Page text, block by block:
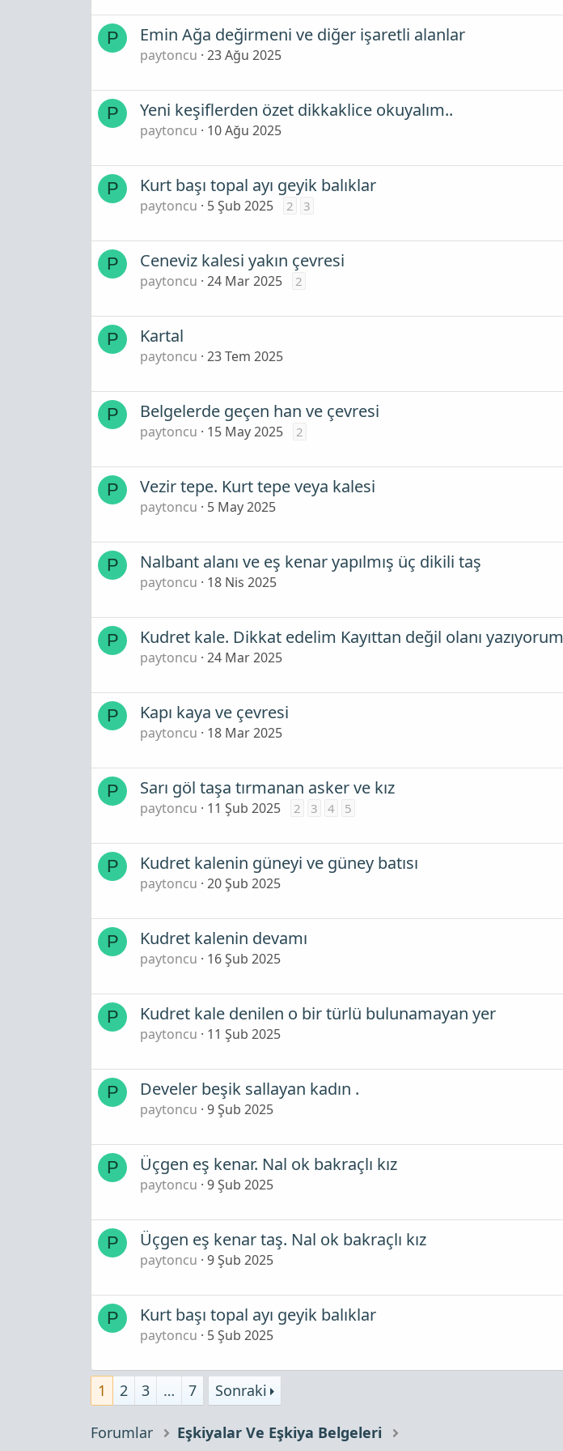
P Emin Ağa değirmeni ve diğer işaretli alanlar
paytoncu 23 Ağu 2025
P Yeni keşiflerden özet dikkaklice okuyalım..
paytoncu 10 Ağu 2025
P Kurt başı topal ayı geyik balıklar
paytoncu 5 Şub 2025 2 3
P Ceneviz kalesi yakın çevresi
paytoncu 24 Mar 2025 2
P Kartal
paytoncu 23 Tem 2025
P Belgelerde geçen han ve çevresi
paytoncu 15 May 2025 2
P Vezir tepe. Kurt tepe veya kalesi
paytoncu 5 May 2025
P Nalbant alanı ve eş kenar yapılmış üç dikili taş
paytoncu 18 Nis 2025
P Kudret kale. Dikkat edelim Kayıttan değil olanı yazıyorum
paytoncu 24 Mar 2025
P Kapı kaya ve çevresi
paytoncu 18 Mar 2025
P Sarı göl taşa tırmanan asker ve kız
paytoncu 11 Şub 2025 2 3 4 5
P Kudret kalenin güneyi ve güney batısı
paytoncu 20 Şub 2025
P Kudret kalenin devamı
paytoncu 16 Şub 2025
P Kudret kale denilen o bir türlü bulunamayan yer
paytoncu 11 Şub 2025
P Develer beşik sallayan kadın .
paytoncu 9 Şub 2025
P Üçgen eş kenar. Nal ok bakraçlı kız
paytoncu 9 Şub 2025
P Üçgen eş kenar taş. Nal ok bakraçlı kız
paytoncu 9 Şub 2025
P Kurt başı topal ayı geyik balıklar
paytoncu 5 Şub 2025
1 2 3 … 7 Sonraki
Forumlar Eşkiyalar Ve Eşkiya Belgeleri